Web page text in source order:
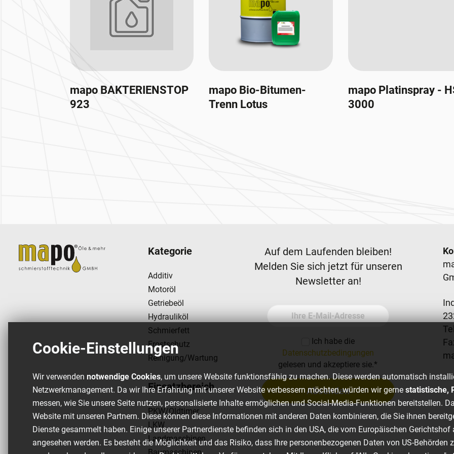
mapo BAKTERIENSTOP
923
mapo Bio-Bitumen-
Trenn Lotus
mapo Platinspray -
3000
Kategorie
Additiv
Motoröl
Getriebeöl
Hydrauliköl
Schmierfett
Frostschutz
Reinigung/Wartung
Einsatzbereich
PKW/Oldtimer
LKW
Landmaschinen
Newsletter
Auf dem Laufenden bleiben!
Melden Sie sich jetzt für unseren
Newsletter an!
Ihre E-Mail-Adresse
Ich habe die
Datenschutzbedingungen
gelesen und akzeptiere sie.*
Absenden
Cookie-Einstellungen
Wir verwenden notwendige Cookies, um unsere Website funktionsfähig zu machen. Diese werden automatisch
Netzwerkmanagement. Da wir Ihre Erfahrung mit unserer Website verbessern möchten, würden wir gerne statistische,
messen, wie Sie unsere Seite nutzen, personalisierte Inhalte ermöglichen und Social-Media-Funktionen bereitstellen.
Website mit unseren Partnern. Diese können diese Informationen mit anderen Daten kombinieren, die Sie ihnen
Dienste gesammelt haben. Einige unserer Partnerdienste befinden sich in den USA, die vom Europäischen
angesehen werden. Es besteht die Möglichkeit und das Risiko, dass Ihre personenbezogenen Daten von US-